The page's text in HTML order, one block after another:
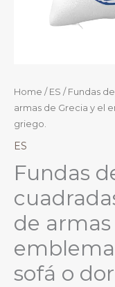
Home / ES / Fundas
armas de Grecia y el
griego.
ES
Fundas
de armas
sofá o